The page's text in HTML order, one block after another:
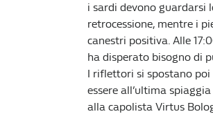
i sardi devono guardarsi
retrocessione, mentre i
canestri positiva. Alle
ha disperato bisogno di
I riflettori si spostano poi
essere all’ultima
alla capolista Virtus